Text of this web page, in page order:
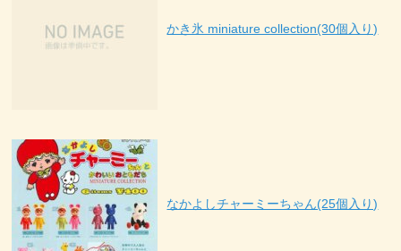
かき氷 miniature collection(30個入り)
なかよしチャーミーちゃん(25個入り)